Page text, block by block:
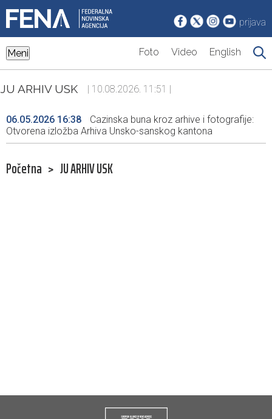
prijava
Meni Foto Video English
JU ARHIV USK | 10.08.2026. 11:51 |
06.05.2026 16:38
Cazinska buna kroz arhive i fotografije:
Otvorena izložba Arhiva Unsko-sanskog kantona
Početna > JU ARHIV USK